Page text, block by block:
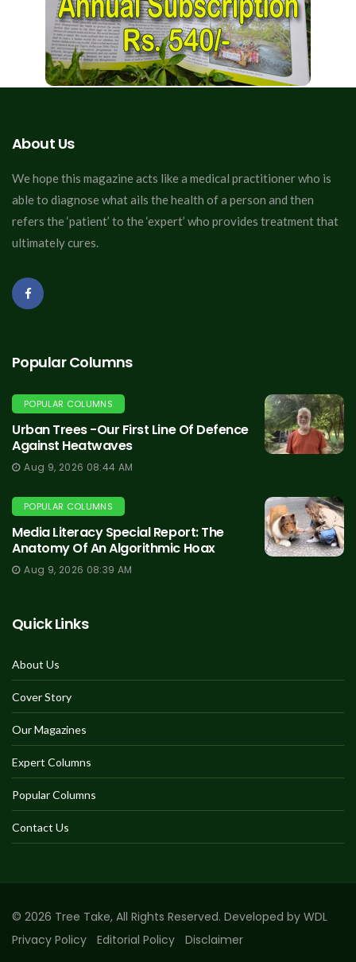
About Us
We hope this magazine acts like a medical practitioner who is
able to diagnose what ails the health of a person and then
refers the ‘patient’ to the ‘expert’ who provides treatment that
ultimately cures.
Popular Columns
POPULAR COLUMNS
Urban Trees -Our First Line Of Defence
Against Heatwaves
Aug 9, 2026 08:44 AM
POPULAR COLUMNS
Media Literacy Special Report: The
Anatomy Of An Algorithmic Hoax
Aug 9, 2026 08:39 AM
Quick Links
About Us
Cover Story
Our Magazines
Expert Columns
Popular Columns
Contact Us
© 2026 Tree Take, All Rights Reserved. Developed by WDL
Privacy Policy
Editorial Policy Disclaimer